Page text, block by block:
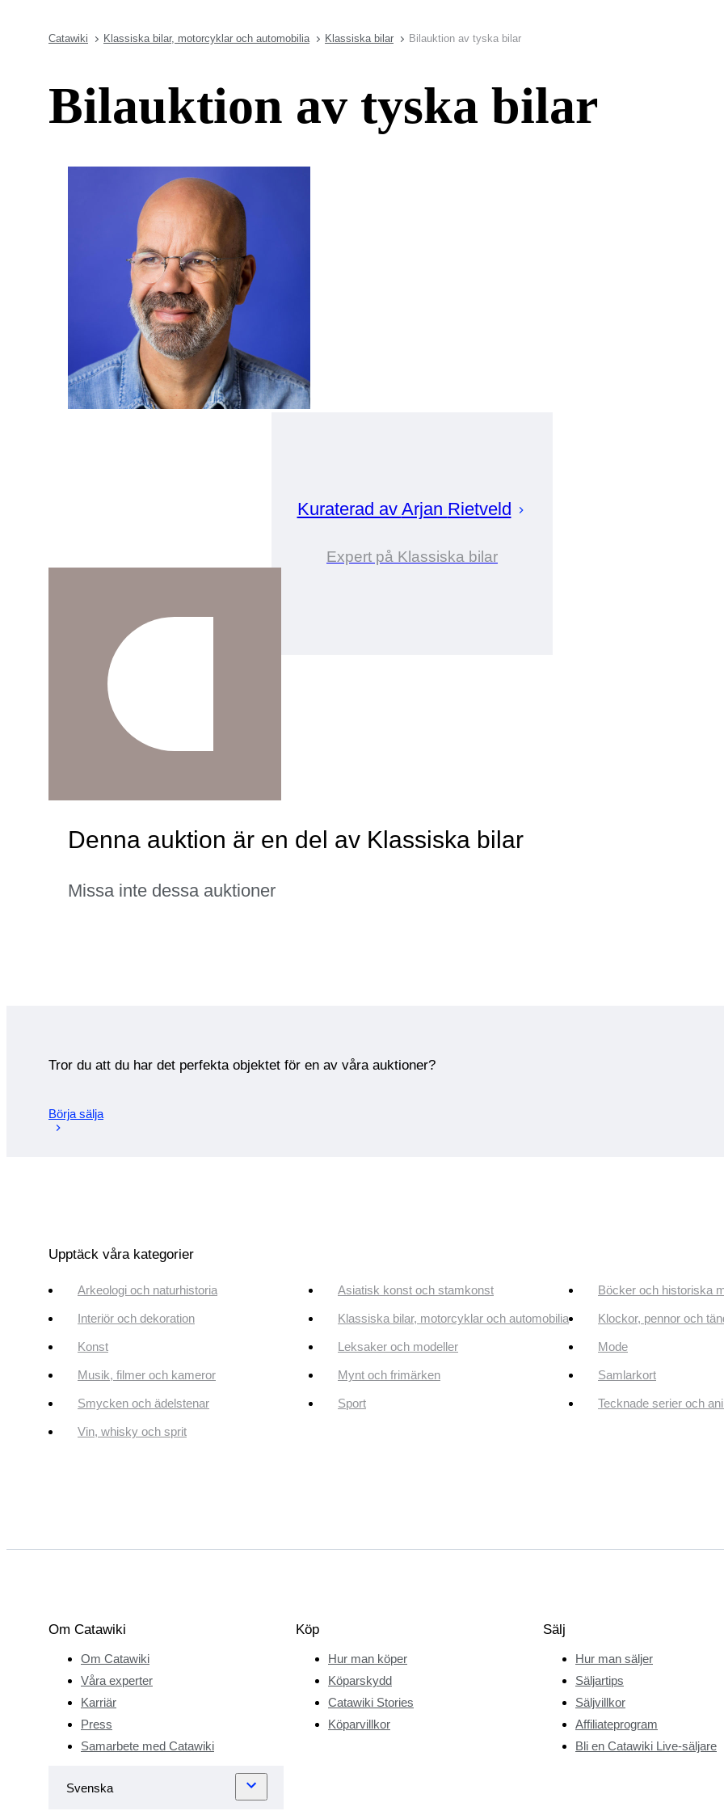
Catawiki Klassiska bilar, motorcyklar och automobilia Klassiska bilar Bilauktion av tyska bilar
Bilauktion av tyska bilar
Kuraterad av Arjan Rietveld
Expert på Klassiska bilar
Denna auktion är en del av Klassiska bilar
Missa inte dessa auktioner
Tror du att du har det perfekta objektet för en av våra auktioner?
Börja sälja
Upptäck våra kategorier
Arkeologi och naturhistoria Asiatisk konst och stamkonst Böcker och historiska
Interiör och dekoration Klassiska bilar, motorcyklar och automobilia Klockor, pennor och
Konst Leksaker och modeller Mode
Musik, filmer och kameror Mynt och frimärken Samlarkort
Smycken och ädelstenar Sport Tecknade serier och
Vin, whisky och sprit
Om Catawiki
Om Catawiki
Våra experter
Karriär
Press
Samarbete med Catawiki
Köp
Hur man köper
Köparskydd
Catawiki Stories
Köparvillkor
Sälj
Hur man säljer
Säljartips
Säljvillkor
Affiliateprogram
Bli en Catawiki Live-säljare